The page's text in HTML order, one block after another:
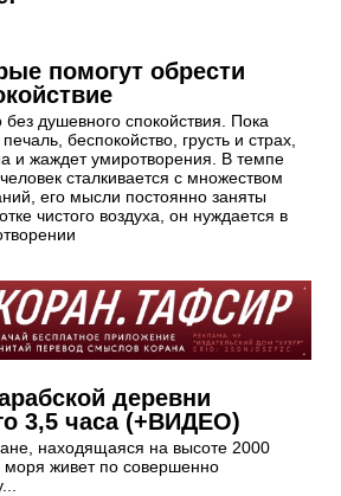
помогут обрести
душевного спокойствия. Пока
беспокойство, грусть и страх,
и жаждет умиротворения. В темпе
сталкивается с множеством
его мысли постоянно заняты
чистого воздуха, он нуждается в
деревни
3,5 часа (+ВИДЕО)
находящаяся на высоте 2000
живет по совершенно